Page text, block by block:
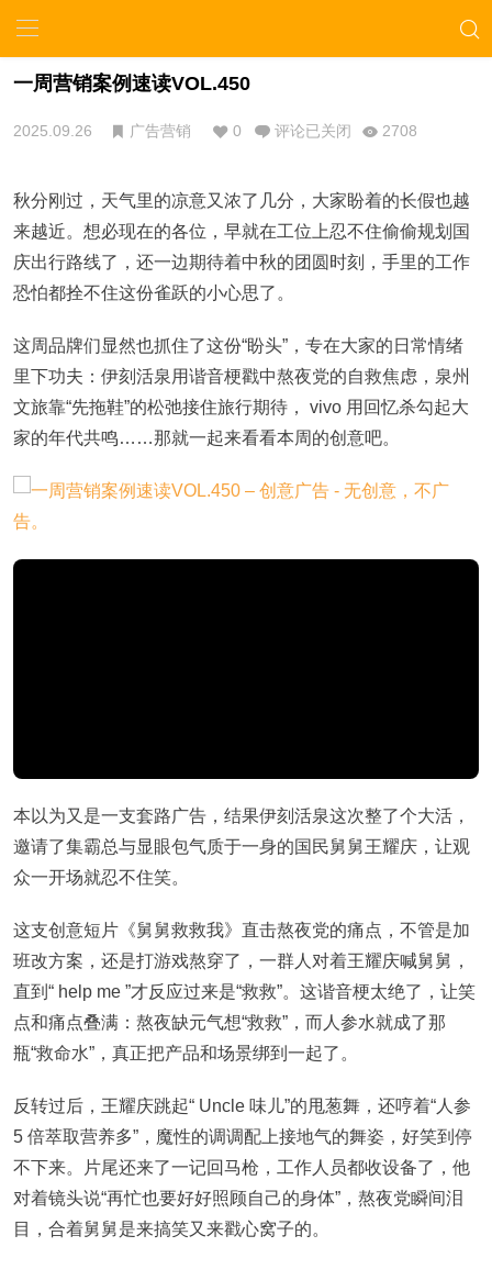
一周营销案例速读VOL.450
2025.09.26 广告营销 0 评论已关闭 2708
秋分刚过，天气里的凉意又浓了几分，大家盼着的长假也越
来越近。想必现在的各位，早就在工位上忍不住偷偷规划国
庆出行路线了，还一边期待着中秋的团圆时刻，手里的工作
恐怕都拴不住这份雀跃的小心思了。
这周品牌们显然也抓住了这份“盼头”，专在大家的日常情绪
里下功夫：伊刻活泉用谐音梗戳中熬夜党的自救焦虑，泉州
文旅靠“先拖鞋”的松弛接住旅行期待， vivo 用回忆杀勾起大
家的年代共鸣……那就一起来看看本周的创意吧。
本以为又是一支套路广告，结果伊刻活泉这次整了个大活，
邀请了集霸总与显眼包气质于一身的国民舅舅王耀庆，让观
众一开场就忍不住笑。
这支创意短片《舅舅救救我》直击熬夜党的痛点，不管是加
班改方案，还是打游戏熬穿了，一群人对着王耀庆喊舅舅，
直到“ help me ”才反应过来是“救救”。这谐音梗太绝了，让笑
点和痛点叠满：熬夜缺元气想“救救”，而人参水就成了那
瓶“救命水”，真正把产品和场景绑到一起了。
反转过后，王耀庆跳起“ Uncle 味儿”的甩葱舞，还哼着“人参
5 倍萃取营养多”，魔性的调调配上接地气的舞姿，好笑到停
不下来。片尾还来了一记回马枪，工作人员都收设备了，他
对着镜头说“再忙也要好好照顾自己的身体”，熬夜党瞬间泪
目，合着舅舅是来搞笑又来戳心窝子的。